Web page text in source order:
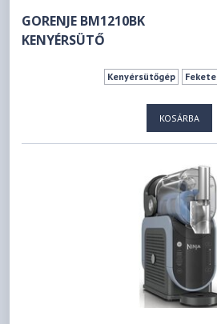
GORENJE BM1210BK
KENYÉRSÜTŐ
Kenyérsütőgép Fekete
KOSÁRBA